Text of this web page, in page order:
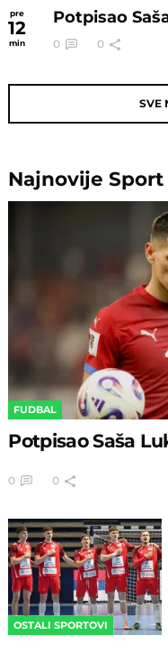
pre
12
min
Potpisao
0 0
SVE
NajnovijeSport
FUDBAL
Potpisao Saša
0 0
OSTALI SPORTOVI